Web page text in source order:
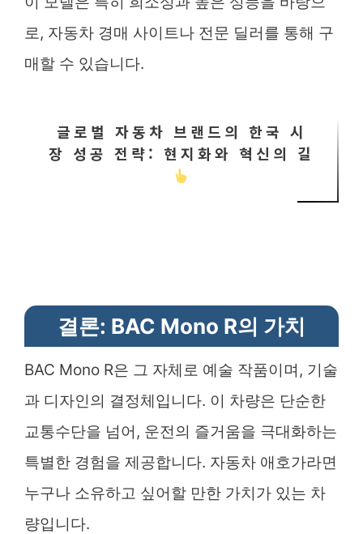
로, 자동차 경매 사이트나 전문 딜러를 통해 구
매할 수 있습니다.
글로벌 자동차 브랜드의 한국 시
장 성공 전략: 현지화와 혁신의 길
결론: BAC Mono R의 가치
BAC Mono R은 그 자체로 예술 작품이며, 기술
과 디자인의 결정체입니다. 이 차량은 단순한
교통수단을 넘어, 운전의 즐거움을 극대화하는
특별한 경험을 제공합니다. 자동차 애호가라면
누구나 소유하고 싶어할 만한 가치가 있는 차
량입니다.